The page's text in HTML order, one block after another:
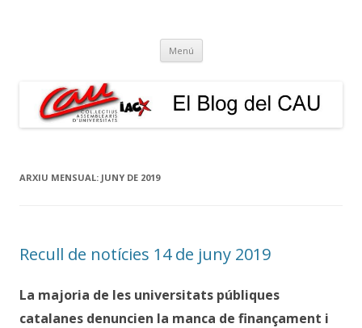
Menú Vés
contingut
ARXIU MENSUAL: JUNY DE 2019
Recull de notícies 14 de juny 2019
La majoria de les universitats públiques
catalanes denuncien la manca de finançament i